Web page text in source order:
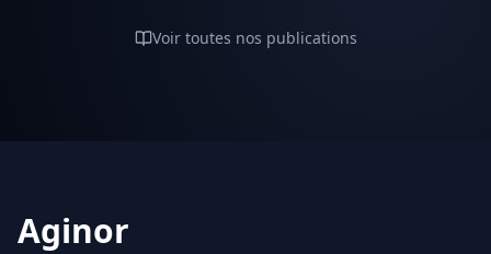
Voir toutes nos publications
Aginor